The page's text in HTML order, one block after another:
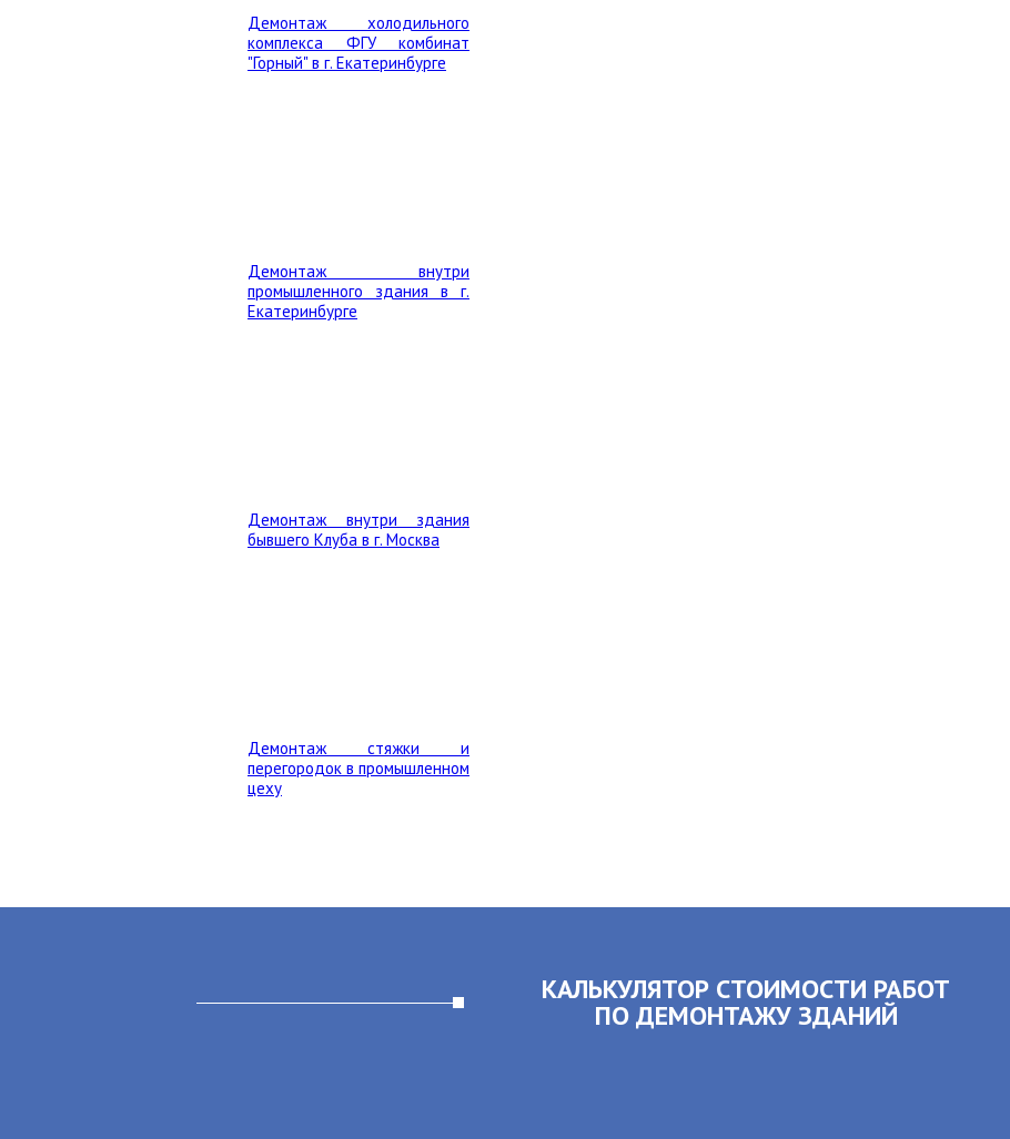
Демонтаж холодильного
комплекса ФГУ комбинат
"Горный" в г. Екатеринбурге
Демонтаж внутри
промышленного здания в г.
Екатеринбурге
Демонтаж внутри здания
бывшего Клуба в г. Москва
Демонтаж стяжки и
перегородок в промышленном
цеху
КАЛЬКУЛЯТОР СТОИМОСТИ РАБОТ
ПО ДЕМОНТАЖУ ЗДАНИЙ